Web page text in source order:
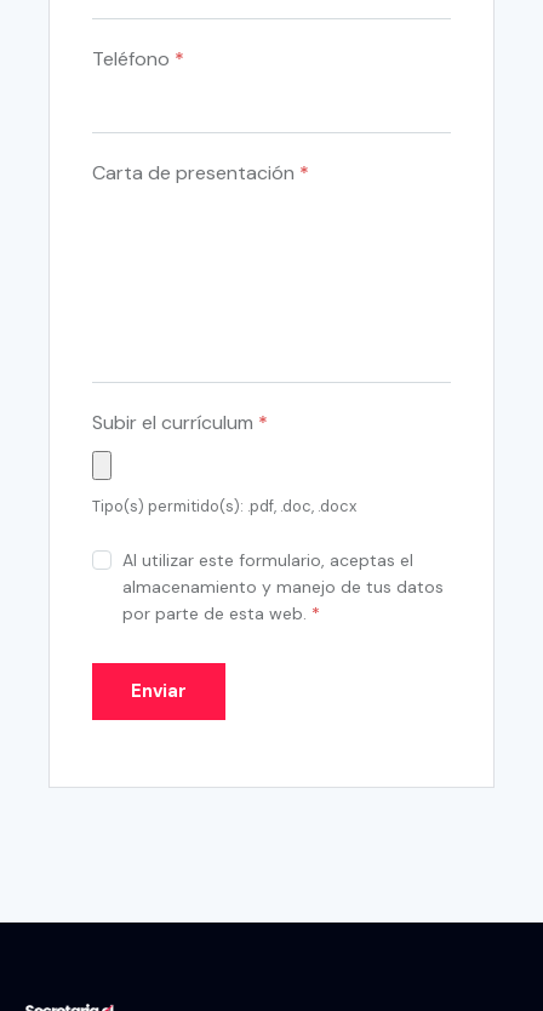
Teléfono *
Carta de presentación *
Subir el currículum *
Tipo(s) permitido(s): .pdf, .doc, .docx
Al utilizar este formulario, aceptas el
almacenamiento y manejo de tus datos
por parte de esta web. *